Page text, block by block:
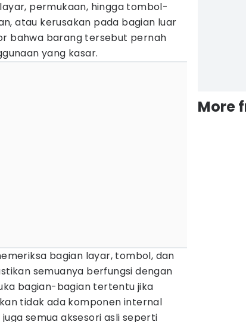
permukaan, hingga tombol-
atau kerusakan pada bagian luar
bahwa barang tersebut pernah
yang kasar.
bagian layar, tombol, dan
semuanya berfungsi dengan
bagian-bagian tertentu jika
tidak ada komponen internal
semua aksesori asli seperti
More